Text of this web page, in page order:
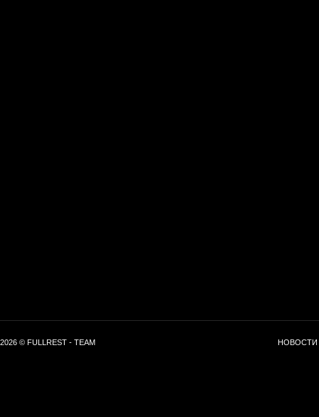
2026 © FULLREST - TEAM НОВОСТИ